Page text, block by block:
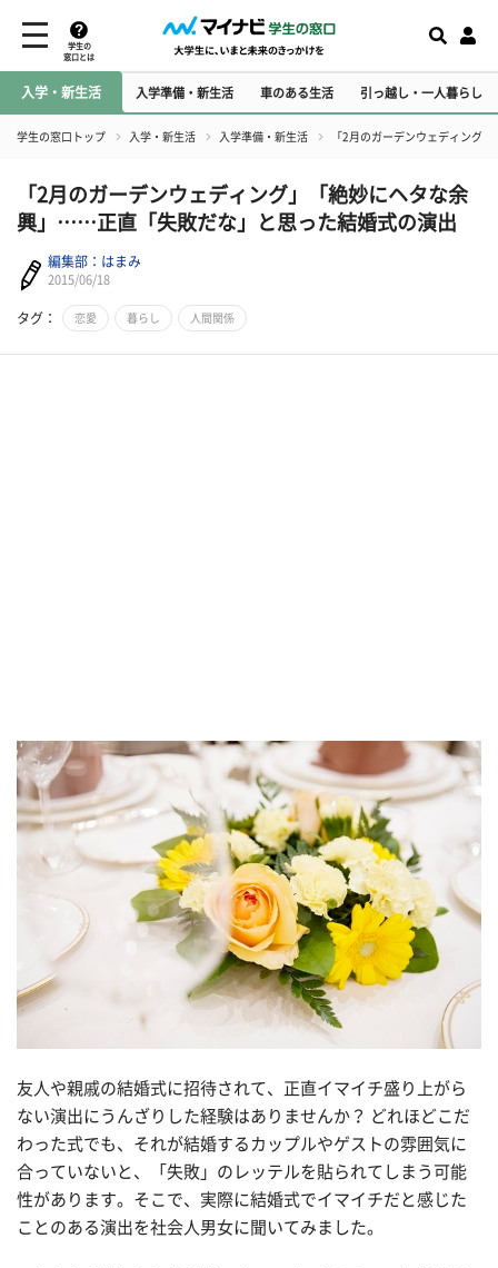
学生の
窓口とは
入学・新生活 入学準備・新生活 車のある生活 引っ越し・一人暮らし
学生の窓口トップ 入学・新生活 入学準備・新生活 「2月のガーデンウェディング
「2月のガーデンウェディング」「絶妙にヘタな余
興」……正直「失敗だな」と思った結婚式の演出
編集部：はまみ
2015/06/18
タグ： 恋愛 暮らし 人間関係
友人や親戚の結婚式に招待されて、正直イマイチ盛り上がら
ない演出にうんざりした経験はありませんか？ どれほどこだ
わった式でも、それが結婚するカップルやゲストの雰囲気に
合っていないと、「失敗」のレッテルを貼られてしまう可能
性があります。そこで、実際に結婚式でイマイチだと感じた
ことのある演出を社会人男女に聞いてみました。